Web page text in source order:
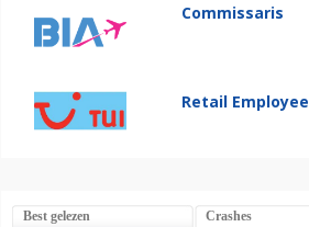
Commissaris
Retail Employee
Best gelezen Crashes